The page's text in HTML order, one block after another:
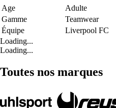
Age
Adulte
Gamme
Teamwear
Équipe
Liverpool FC
Loading...
Loading...
Toutes nos marques